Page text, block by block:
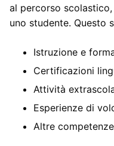
al percorso
uno studente. Questo
Istruzione e
Certificazioni
Attività
Esperienze di
Altre